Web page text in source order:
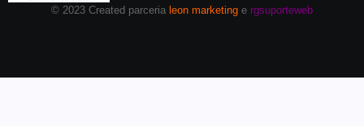
© 2023 Created parceria leon marketing e rgsuporteweb